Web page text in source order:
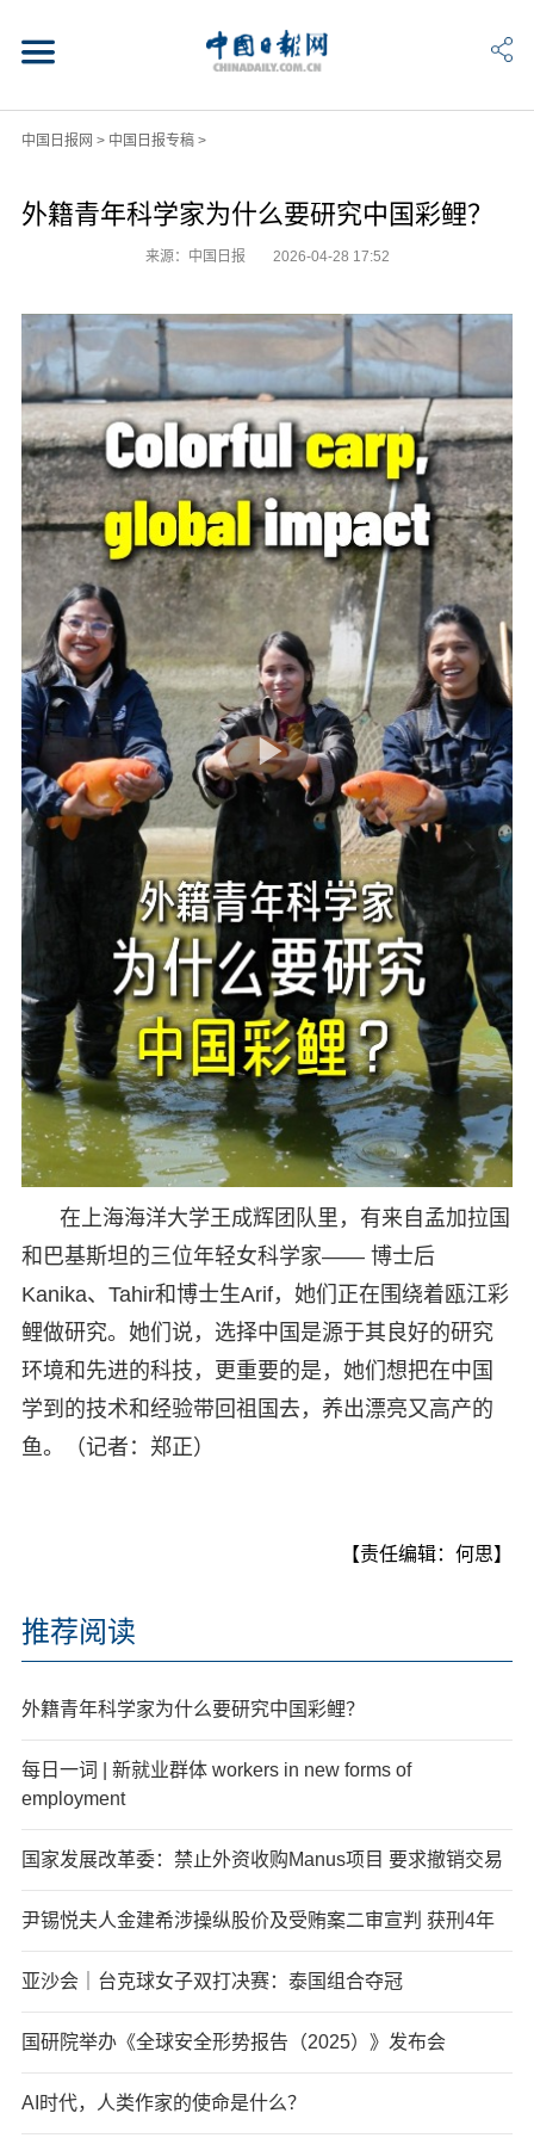
中国日报网 > 中国日报专稿>
外籍青年科学家为什么要研究中国彩鲤？
来源：中国日报 2026-04-28 17:52
在上海海洋大学王成辉团队里，有来自孟加拉国
和巴基斯坦的三位年轻女科学家—— 博士后
Kanika、Tahir和博士生Arif，她们正在围绕着瓯江彩
鲤做研究。她们说，选择中国是源于其良好的研究
环境和先进的科技，更重要的是，她们想把在中国
学到的技术和经验带回祖国去，养出漂亮又高产的
鱼。（记者：郑正）
【责任编辑：何思】
推荐阅读
外籍青年科学家为什么要研究中国彩鲤？
每日一词 | 新就业群体 workers in new forms of
employment
国家发展改革委：禁止外资收购Manus项目 要求撤销交易
尹锡悦夫人金建希涉操纵股价及受贿案二审宣判 获刑4年
亚沙会｜台克球女子双打决赛：泰国组合夺冠
国研院举办《全球安全形势报告（2025）》发布会
AI时代，人类作家的使命是什么？